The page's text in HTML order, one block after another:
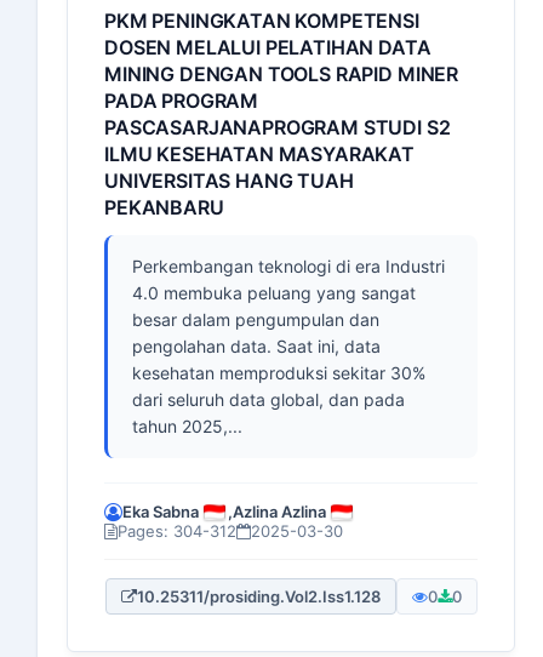
PKM PENINGKATAN KOMPETENSI
DOSEN MELALUI PELATIHAN DATA
MINING DENGAN TOOLS RAPID MINER
PADA PROGRAM
PASCASARJANAPROGRAM STUDI S2
ILMU KESEHATAN MASYARAKAT
UNIVERSITAS HANG TUAH
PEKANBARU
Perkembangan teknologi di era Industri
4.0 membuka peluang yang sangat
besar dalam pengumpulan dan
pengolahan data. Saat ini, data
kesehatan memproduksi sekitar 30%
dari seluruh data global, dan pada
tahun 2025,...
Eka Sabna ,Azlina Azlina
Pages: 304-312
2025-03-30
10.25311/prosiding.Vol2.Iss1.128 0 0